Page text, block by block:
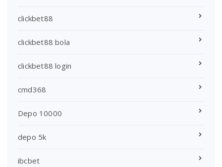
clickbet88
clickbet88 bola
clickbet88 login
cmd368
Depo 10000
depo 5k
ibcbet